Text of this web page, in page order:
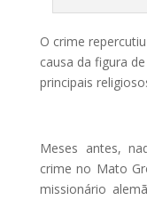
O crime
causa da figura
principais
Meses antes,
crime no Mato
missionário